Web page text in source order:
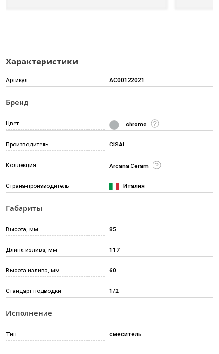
Характеристики
Артикул AC00122021
Бренд
Цвет chrome
Производитель CISAL
Коллекция Arcana Ceram
Страна-производитель Италия
Габариты
Высота, мм 85
Длина излива, мм 117
Высота излива, мм 60
Стандарт подводки 1/2
Исполнение
Тип смеситель